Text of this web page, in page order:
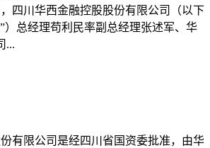
，四川华西金融控股股份有限公司（以下
）总经理苟利民率副总经理张述军、华
...
有限公司是经四川省国资委批准，由华